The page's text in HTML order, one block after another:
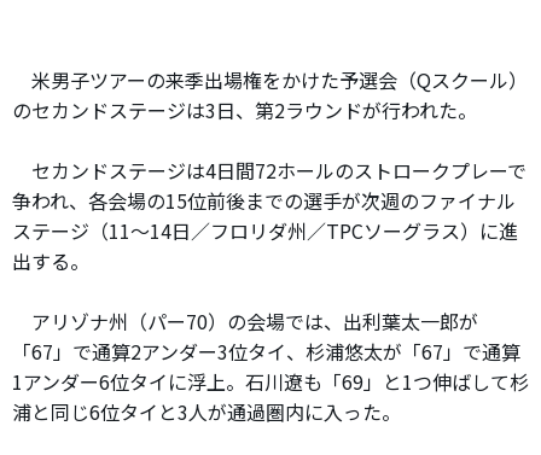
米男子ツアーの来季出場権をかけた予選会（Qスクール）
のセカンドステージは3日、第2ラウンドが行われた。
セカンドステージは4日間72ホールのストロークプレーで
争われ、各会場の15位前後までの選手が次週のファイナル
ステージ（11～14日／フロリダ州／TPCソーグラス）に進
出する。
アリゾナ州（パー70）の会場では、出利葉太一郎が
「67」で通算2アンダー3位タイ、杉浦悠太が「67」で通算
1アンダー6位タイに浮上。石川遼も「69」と1つ伸ばして杉
浦と同じ6位タイと3人が通過圏内に入った。